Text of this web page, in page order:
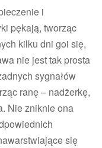
i
pękają, tworząc
kilku dni goi się,
nie jest tak prosta
sygnałów
ranę – nadżerkę,
Nie zniknie ona
się